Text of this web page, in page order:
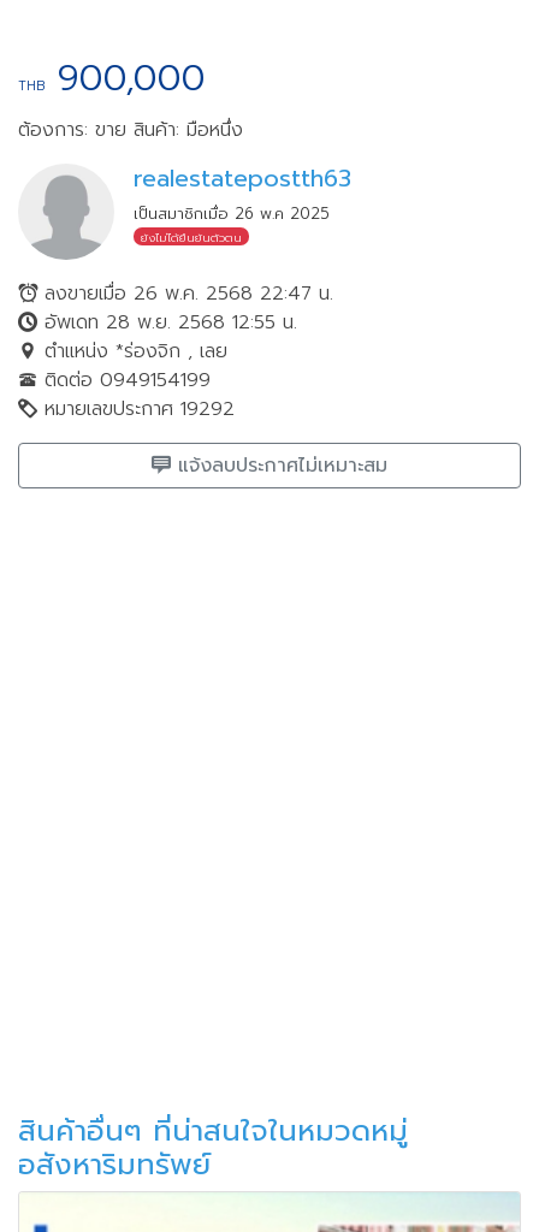
THB 900,000
ต้องการ: ขาย สินค้า: มือหนึ่ง
realestatepostth63
เป็นสมาชิกเมื่อ 26 พ.ค 2025
ยังไม่ได้ยืนยันตัวตน
ลงขายเมื่อ 26 พ.ค. 2568 22:47 น.
อัพเดท 28 พ.ย. 2568 12:55 น.
ตำแหน่ง *ร่องจิก , เลย
ติดต่อ 0949154199
หมายเลขประกาศ 19292
แจ้งลบประกาศไม่เหมาะสม
สินค้าอื่นๆ ที่น่าสนใจในหมวดหมู่
อสังหาริมทรัพย์